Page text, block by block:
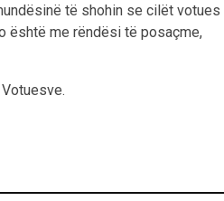
të shohin se cilët votues
është me rëndësi të posaçme,